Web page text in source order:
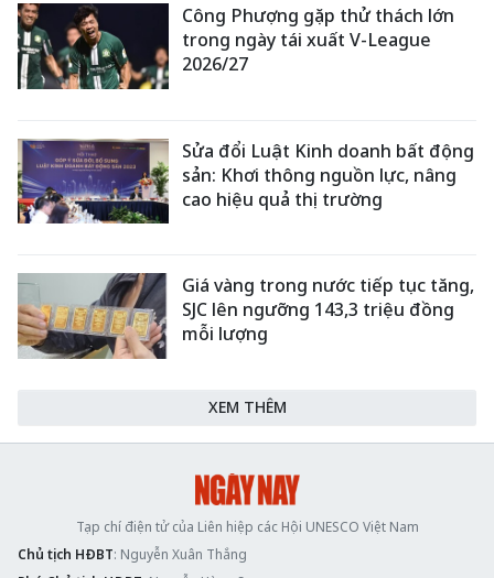
Công Phượng gặp thử thách lớn
trong ngày tái xuất V-League
2026/27
Sửa đổi Luật Kinh doanh bất động
sản: Khơi thông nguồn lực, nâng
cao hiệu quả thị trường
Giá vàng trong nước tiếp tục tăng,
SJC lên ngưỡng 143,3 triệu đồng
mỗi lượng
XEM THÊM
Tạp chí điện tử của Liên hiệp các Hội UNESCO Việt Nam
Chủ tịch HĐBT: Nguyễn Xuân Thắng